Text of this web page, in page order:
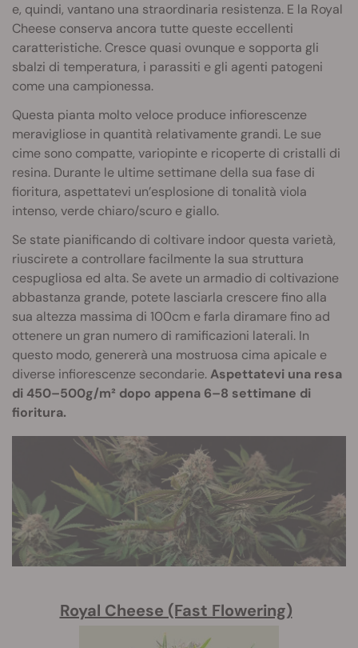
e, quindi, vantano una straordinaria resistenza. E la Royal
Cheese conserva ancora tutte queste eccellenti
caratteristiche. Cresce quasi ovunque e sopporta gli
sbalzi di temperatura, i parassiti e gli agenti patogeni
come una campionessa.
Questa pianta molto veloce produce infiorescenze
meravigliose in quantità relativamente grandi. Le sue
cime sono compatte, variopinte e ricoperte di cristalli di
resina. Durante le ultime settimane della sua fase di
fioritura, aspettatevi un’esplosione di tonalità viola
intenso, verde chiaro/scuro e giallo.
Se state pianificando di coltivare indoor questa varietà,
riuscirete a controllare facilmente la sua struttura
cespugliosa ed alta. Se avete un armadio di coltivazione
abbastanza grande, potete lasciarla crescere fino alla
sua altezza massima di 100cm e farla diramare fino ad
ottenere un gran numero di ramificazioni laterali. In
questo modo, genererà una mostruosa cima apicale e
diverse infiorescenze secondarie.Aspettatevi una resa
di 450–500g/m² dopo appena 6–8 settimane di
fioritura.
Royal Cheese (Fast Flowering)